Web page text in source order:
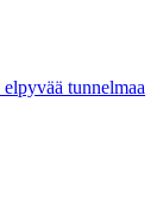
tunnelmaa